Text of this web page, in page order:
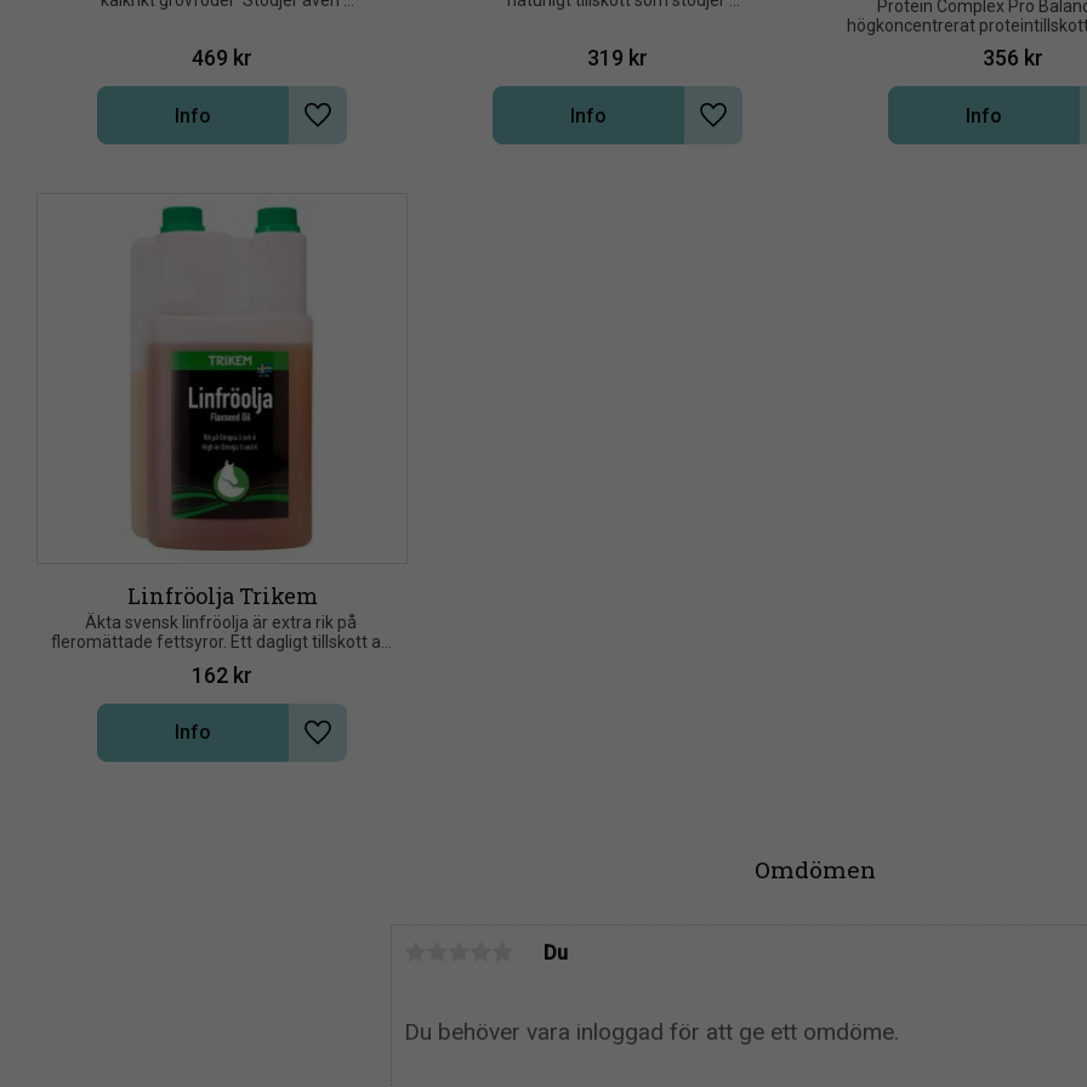
Omdömen
Du
469 kr
Lägg till i önskelista
Info
319 kr
Lägg till i önskelista
Info
Protein Complex Pro
högkoncentrerat
en unik fermenterad
356 kr
Info
Linfröolja Trikem
Äkta svensk linfröolja är extra rik på
fleromättade fettsyror. Ett dagligt tillskott av
linfröolja gör hårrem och man blank och
lättskött
162 kr
Lägg till i önskelista
Info